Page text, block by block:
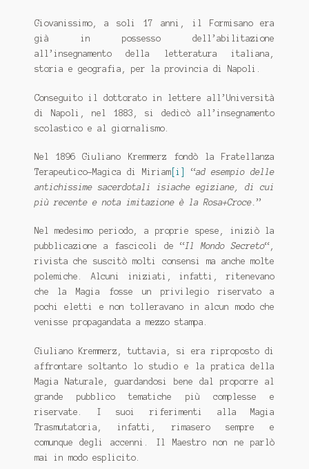
MACROLIBRARSI
Piemonte - Liguria - Valle D’Aosta
SICILIA
Giovanissimo, a soli 17 anni, il Formisano era
già in possesso dell’abilitazione
all’insegnamento della letteratura italiana,
storia e geografia, per la provincia di Napoli.
Conseguito il dottorato in lettere all’Università
di Napoli, nel 1883, si dedicò all’insegnamento
scolastico e al giornalismo.
Nel 1896 Giuliano Kremmerz fondò la Fratellanza
Terapeutico-Magica di Miriam[i] “ad esempio delle
antichissime sacerdotali isiache egiziane, di cui
più recente e nota imitazione è la Rosa+Croce.”
Nel medesimo periodo, a proprie spese, iniziò la
pubblicazione a fascicoli de “Il Mondo Secreto“,
rivista che suscitò molti consensi ma anche molte
polemiche. Alcuni iniziati, infatti, ritenevano
che la Magia fosse un privilegio riservato a
pochi eletti e non tolleravano in alcun modo che
venisse propagandata a mezzo stampa.
Giuliano Kremmerz, tuttavia, si era riproposto di
affrontare soltanto lo studio e la pratica della
Magia Naturale, guardandosi bene dal proporre al
grande pubblico tematiche più complesse e
riservate. I suoi riferimenti alla Magia
Trasmutatoria, infatti, rimasero sempre e
comunque degli accenni. Il Maestro non ne parlò
mai in modo esplicito.